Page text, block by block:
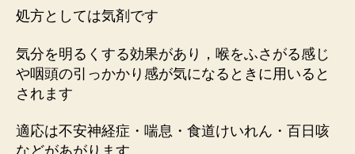
処方としては気剤です
気分を明るくする効果があり，喉をふさがる感じ
や咽頭の引っかかり感が気になるときに用いると
されます
適応は不安神経症・喘息・食道けいれん・百日咳